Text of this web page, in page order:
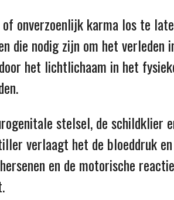
onverzoenlijk karma los te
die nodig zijn om het verleden
het lichtlichaam in het
stelsel, de schildklier
verlaagt het de bloeddruk
en de motorische